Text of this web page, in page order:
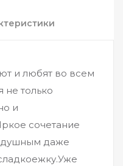
и любят во всем
не только
и
сочетание
даже